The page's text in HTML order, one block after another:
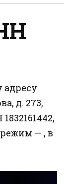
адресу
д. 273,
режим — , в